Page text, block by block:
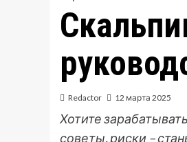
Redactor 12 марта 2025
Хотите
советы, риски –